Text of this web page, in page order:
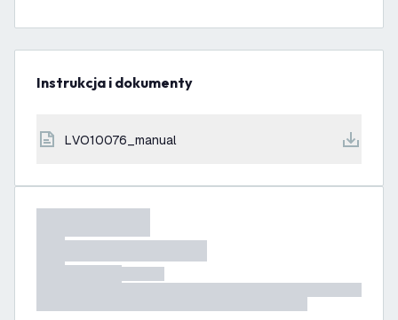
Instrukcja i dokumenty
LVO10076_manual